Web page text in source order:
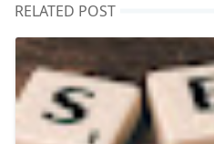
RELATED POST